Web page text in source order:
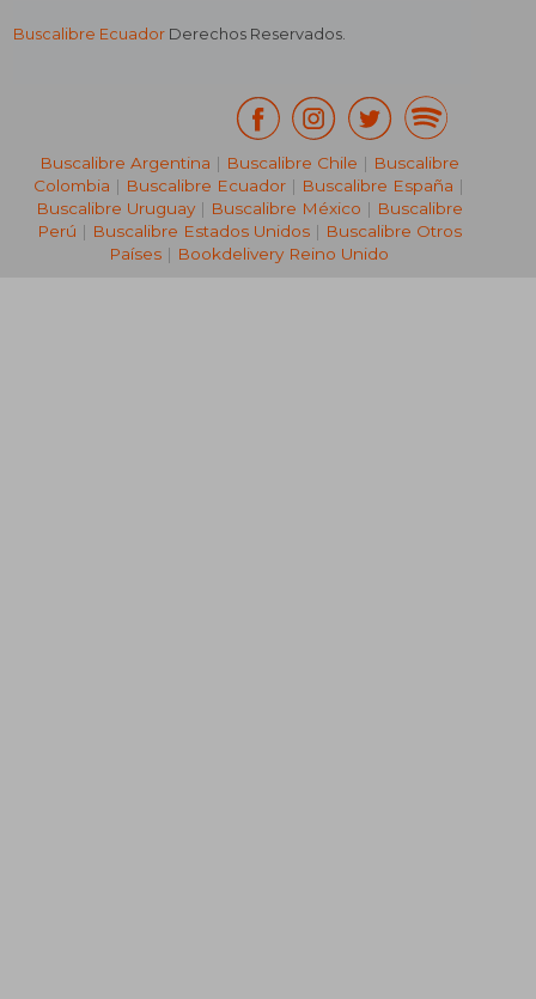
Buscalibre Ecuador Derechos Reservados.
Buscalibre Argentina | Buscalibre Chile | Buscalibre
Colombia | Buscalibre Ecuador | Buscalibre España |
Buscalibre Uruguay| Buscalibre México | Buscalibre
Perú | Buscalibre Estados Unidos| Buscalibre Otros
Países | Bookdelivery Reino Unido